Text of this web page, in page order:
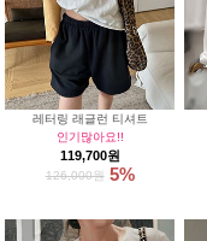
레터링 래글런 티셔트
인기많아요!!
119,700원
126,000원 5%